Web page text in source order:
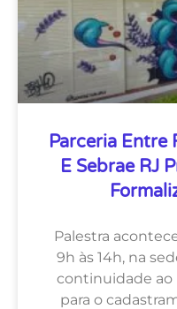
Parceria Entre
E Sebrae RJ
Palestra
9h às 14h, na
continuidade ao
para o